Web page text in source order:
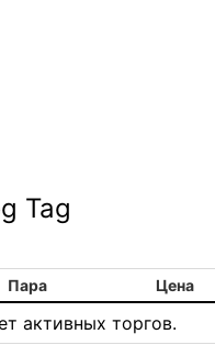
Tag
Пара Цена
активных торгов.